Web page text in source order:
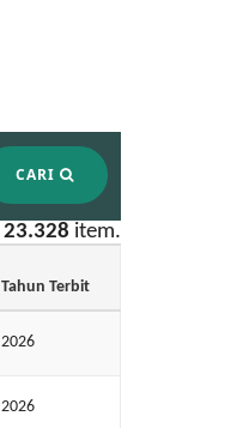
CARI
23.328 item.
Tahun Terbit
2026
2026